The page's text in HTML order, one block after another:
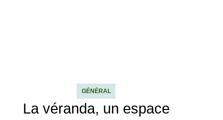
GÉNÉRAL
La véranda, un espace